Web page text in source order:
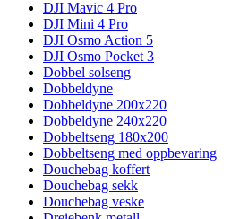
DJI Mavic 4 Pro
DJI Mini 4 Pro
DJI Osmo Action 5
DJI Osmo Pocket 3
Dobbel solseng
Dobbeldyne
Dobbeldyne 200x220
Dobbeldyne 240x220
Dobbeltseng 180x200
Dobbeltseng med oppbevaring
Douchebag koffert
Douchebag sekk
Douchebag veske